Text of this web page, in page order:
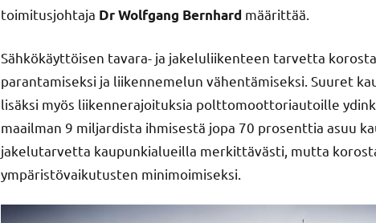
toimitusjohtaja Dr Wolfgang Bernhard määrittää.
Sähkökäyttöisen tavara- ja jakeluliikenteen tarvetta
parantamiseksi ja liikennemelun vähentämiseksi. Suuret
lisäksi myös liikennerajoituksia polttomoottoriautoille
maailman 9 miljardista ihmisestä jopa 70 prosenttia asuu
jakelutarvetta kaupunkialueilla merkittävästi, mutta
ympäristövaikutusten minimoimiseksi.